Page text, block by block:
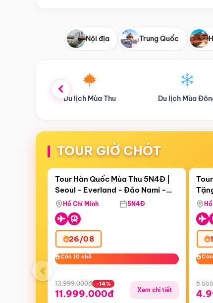
Nội địa Trung Quốc
Du lịch Mùa Đông Combo Du lịch
TOUR GIỜ CHÓT
Còn18 ngày 08:28:00
Bay Sun Phuquoc Airways
Điểm nổi bật
Tour Hàn Quốc Mùa Thu 5N4Đ |
Seoul - Everland - Đảo Nami -
Tháp Namsan (Bay Sun Phuquoc
Airways)
Hồ Chí Minh 5N4Đ
26/08
Còn 10 chỗ
Còn 10 chỗ
13.999.000đ -14%
11.999.000đ Xem chi tiết
Còn
‹